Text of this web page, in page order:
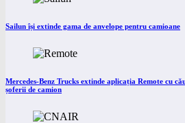
Sailun își extinde gama de anvelope pentru camioane
Mercedes-Benz Trucks extinde aplicația Remote cu
șoferii de camion